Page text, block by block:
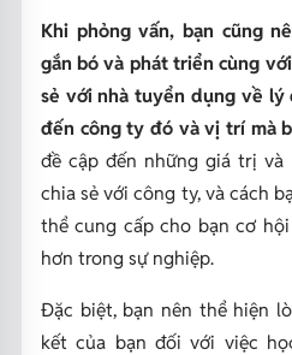
Khi phỏng vấn, bạn cũng
gắn bó và phát triển cùng
sẻ với nhà tuyển dụng về lý
đến công ty đó và vị trí mà
đề cập đến những giá trị và
chia sẻ với công ty, và cách
thể cung cấp cho bạn cơ
hơn trong sự nghiệp.
Đặc biệt, bạn nên thể hiện
kết của bạn đối với việc